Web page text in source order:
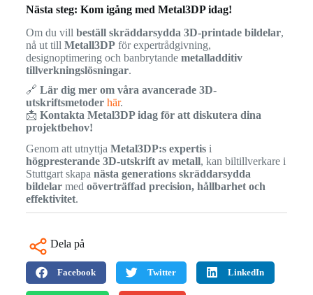
Nästa steg: Kom igång med Metal3DP idag!
Om du vill beställ skräddarsydda 3D-printade bildelar,
nå ut till Metall3DPför expertrådgivning,
designoptimering och banbrytande metalladditiv
tillverkningslösningar.
🔗 Lär dig mer om våra avancerade 3D-
utskriftsmetoder här.
📩 Kontakta Metal3DP idag för att diskutera dina
projektbehov!
Genom att utnyttja Metal3DP:s expertisi
högpresterande 3D-utskrift av metall, kan biltillverkare i
Stuttgart skapa nästa generations skräddarsydda
bildelarmed oöverträffad precision, hållbarhet och
effektivitet.
Dela på
Facebook Twitter LinkedIn